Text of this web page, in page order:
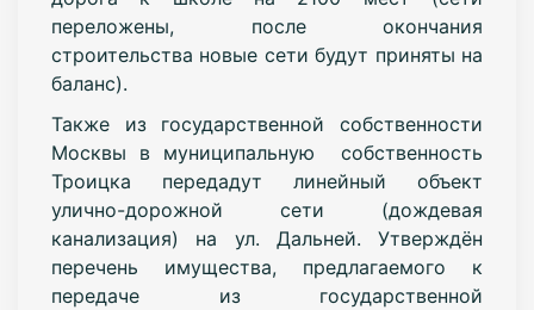
переложены, после окончания
строительства новые сети будут приняты на
баланс).
Также из государственной собственности
Москвы в муниципальную собственность
Троицка передадут линейный объект
улично-дорожной сети (дождевая
канализация) на ул. Дальней. Утверждён
перечень имущества, предлагаемого к
передаче из государственной